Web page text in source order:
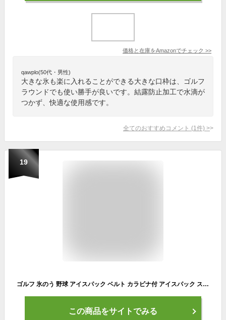
価格と在庫をAmazonでチェック >>
qawplo(50代・男性)
大きな氷も楽に入れることができる大きな口枠は、ゴルフ
ラウンドでも使い勝手が良いです。結露防止加工で水滴が
つかず、快適な使用感です。
全てのおすすめコメント (1 件) >
19
ゴルフ 氷のう 野球 アイスパック ベルト カラビナ付 アイスパック スポーツ ひんやり 氷嚢 スマイル 氷のう クール 冷却 結露防止加工 アイスパック 大容量1.6L
この商品をサイトでみる